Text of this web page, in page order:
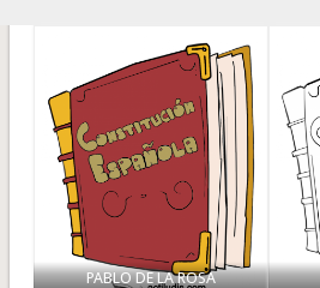
PABLO DE LA ROSA